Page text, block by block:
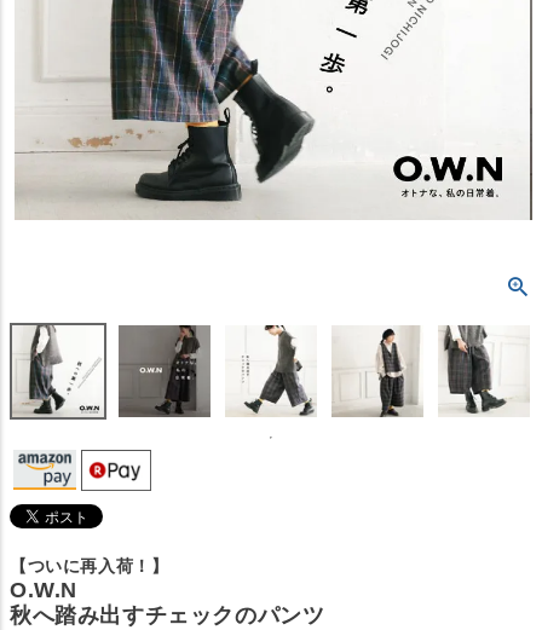
【ついに再入荷！】
O.W.N
秋へ踏み出すチェックのパンツ